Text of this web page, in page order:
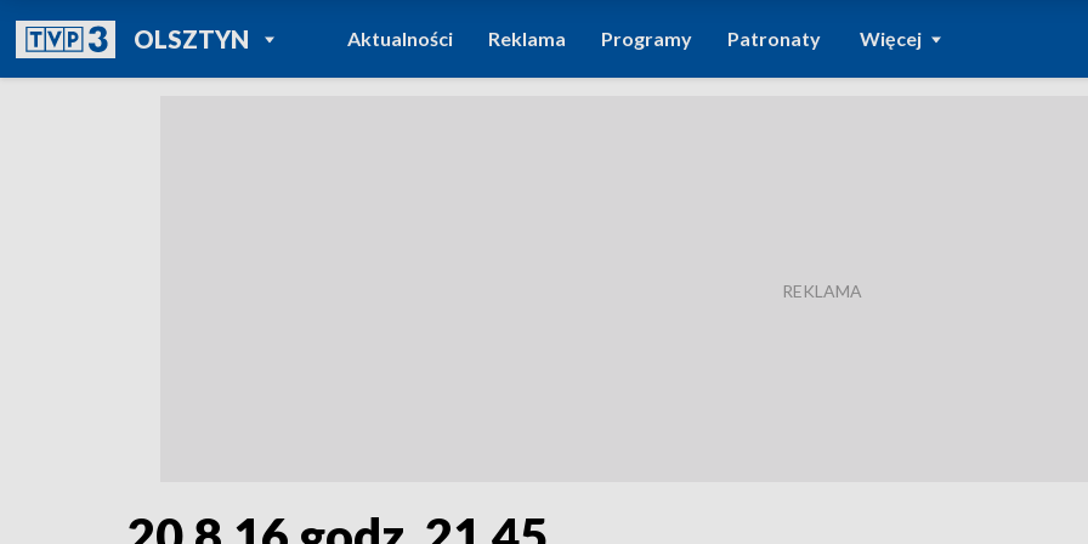
OLSZTYNPOWRÓT DO
TVP REGIONY
Aktualności Reklama Programy Patronaty Więcej